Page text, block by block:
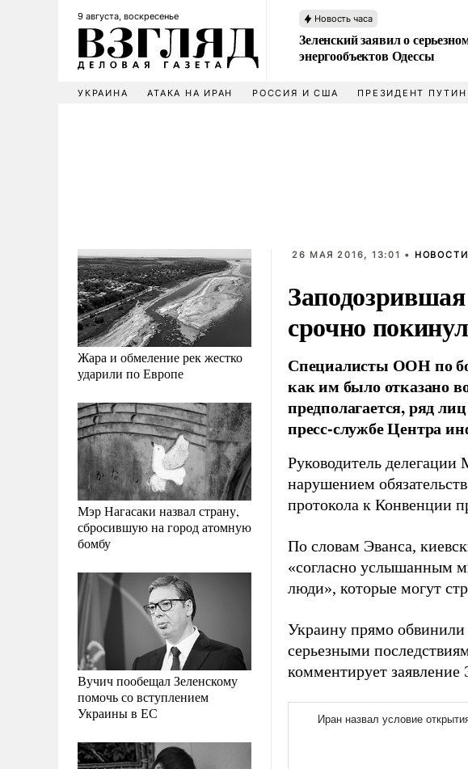
9 августа, воскресенье Новость часа
Зеленский заявил о
энергообъектов Одессы
УКРАИНА АТАКА НА ИРАН РОССИЯ И США ПРЕЗИДЕНТ ПУТИН
Жара и обмеление рек жестко
ударили по Европе
Мэр Нагасаки назвал страну,
сбросившую на город атомную
бомбу
Вучич пообещал Зеленскому
помочь со вступлением
Украины в ЕС
26 МАЯ 2016, 13:01 •
срочно
Специалисты ООН по
как им было отказано
предполагается, ряд
пресс-службе Центра
Руководитель делегации
нарушением
протокола к Конвенции
По словам Эванса,
«согласно услышанным
люди», которые могут
Украину прямо
серьезными
комментирует заявление